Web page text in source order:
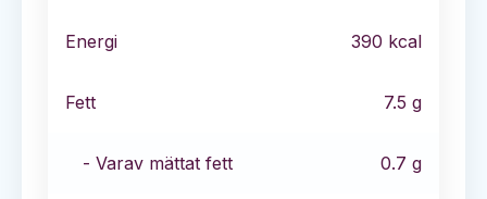
Energi 390 kcal
Fett 7.5 g
- Varav mättat fett 0.7 g